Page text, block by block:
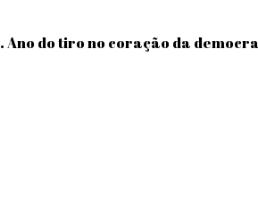
Ano do tiro no coração da